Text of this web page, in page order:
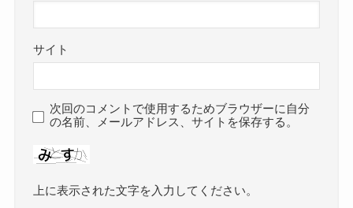
サイト
次回のコメントで使用するためブラウザーに自分
の名前、メールアドレス、サイトを保存する。
上に表示された文字を入力してください。